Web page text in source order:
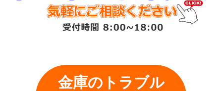
金庫のトラブル